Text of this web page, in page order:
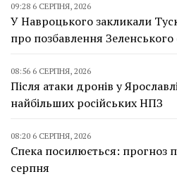
09:28 6 СЕРПНЯ, 2026
У Навроцького закликали
про позбавлення
08:56 6 СЕРПНЯ, 2026
Після атаки дронів у
найбільших російських НПЗ
08:20 6 СЕРПНЯ, 2026
Спека посилюється: прогноз
серпня